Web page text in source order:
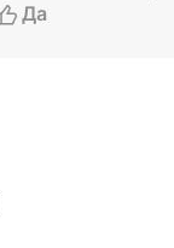
Да